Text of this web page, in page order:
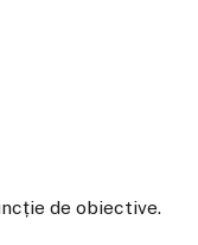
de obiective.